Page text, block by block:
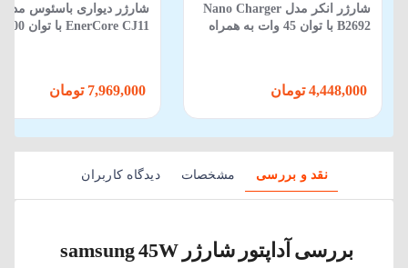
شارژر انکر مدل Nano Charger
B2692 با توان 45 وات به همراه
شارژر دیواری باسئوس مدل
EnerCore CJ11 با توان 100 وات
نقد و بررسی مشخصات دیدگاه کاربران
بررسی آداپتور شارژر samsung 45W